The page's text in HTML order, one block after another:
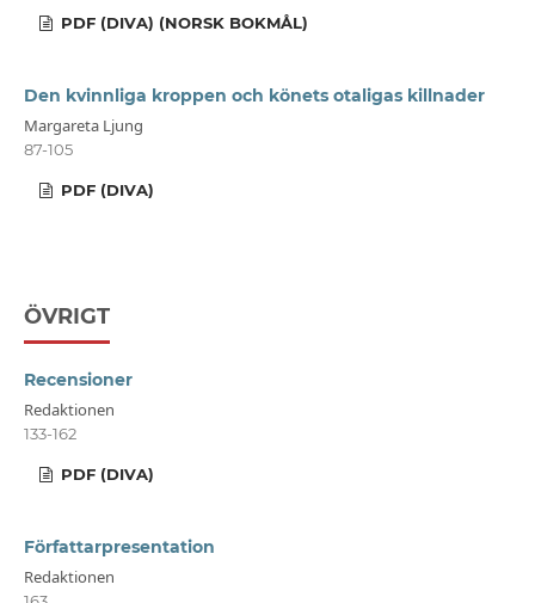
PDF (DIVA) (NORSK BOKMÅL)
Den kvinnliga kroppen och könets otaligas killnader
Margareta Ljung
87-105
PDF (DIVA)
ÖVRIGT
Recensioner
Redaktionen
133-162
PDF (DIVA)
Författarpresentation
Redaktionen